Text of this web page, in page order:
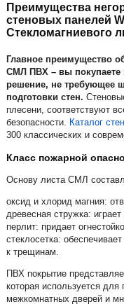
Преимущества
стеновых панелей
Стекломагниевого
Главное преимущество
СМЛ ПВХ – вы покупаете
решение, не требующее
подготовки стен.
плесени, соответствуют
безопасности. Каталог
300 классических и
Класс пожарной
Основу листа СМЛ
оксид и хлорид магния:
древесная стружка:
перлит: придает
стеклосетка:
к трещинам.
ПВХ покрытие
которая используется для
межкомнатных дверей и